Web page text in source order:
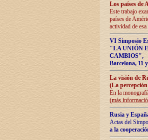
Los países de
Este trabajo
países de
actividad de
VI Simposio
"LA UNIÓN
CAMBIOS",
Barcelona, 11
La visión de
(La
En la
(más
Rusia y
Actas del
a la